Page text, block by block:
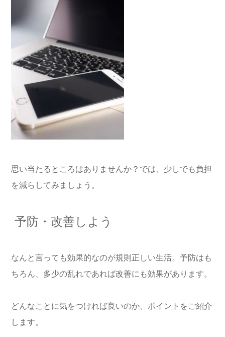
思い当たるところはありませんか？では、少しでも負担
を減らしてみましょう。
予防・改善しよう
なんと言っても効果的なのが規則正しい生活。予防はも
ちろん、多少の乱れであれば改善にも効果があります。
どんなことに気をつければ良いのか、ポイントをご紹介
します。